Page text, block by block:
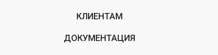
КЛИЕНТАМ
ДОКУМЕНТАЦИЯ